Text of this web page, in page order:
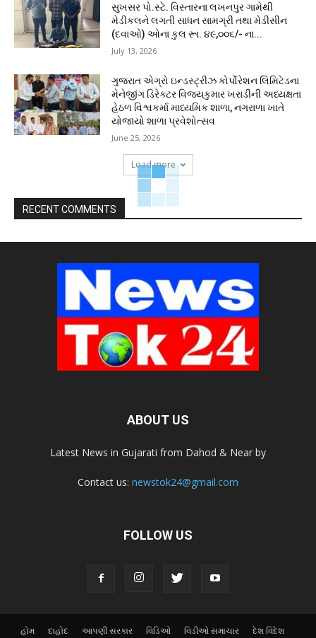
સુખસર પો.સ્ટે. વિસ્તારના લખનપુર ગામેથી
મેડીકલને લગતી સાધન સામગ્રી તથા મેડીસીન
(દવાઓ) ઓના કુલ રૂા. ૪૯,૦૦૬/- ના...
July 13, 2026
ગુજરાત એગ્રો ઇન્ડસ્ટ્રીઝ કોર્પોરેશન લિમિટેડના
મેનેજીંગ ડિરેક્ટર વિજયકુમાર ખરાડીની અધ્યક્ષતા
હેઠળ વિશ્વકર્મા માધ્યમિક શાળા, નગરાળા ખાતે
યોજાયો શાળા પ્રવેશોત્સવ
June 25, 2026
Load more
RECENT COMMENTS
ABOUT US
Latest News in Gujarati from Dahod & Near by
Contact us: newstok24@gmail.com
FOLLOW US
હોમ દાહોદ આપણી સરકાર વિડિઓ વિડીઓ સમાચાર દેશ વિદેશ